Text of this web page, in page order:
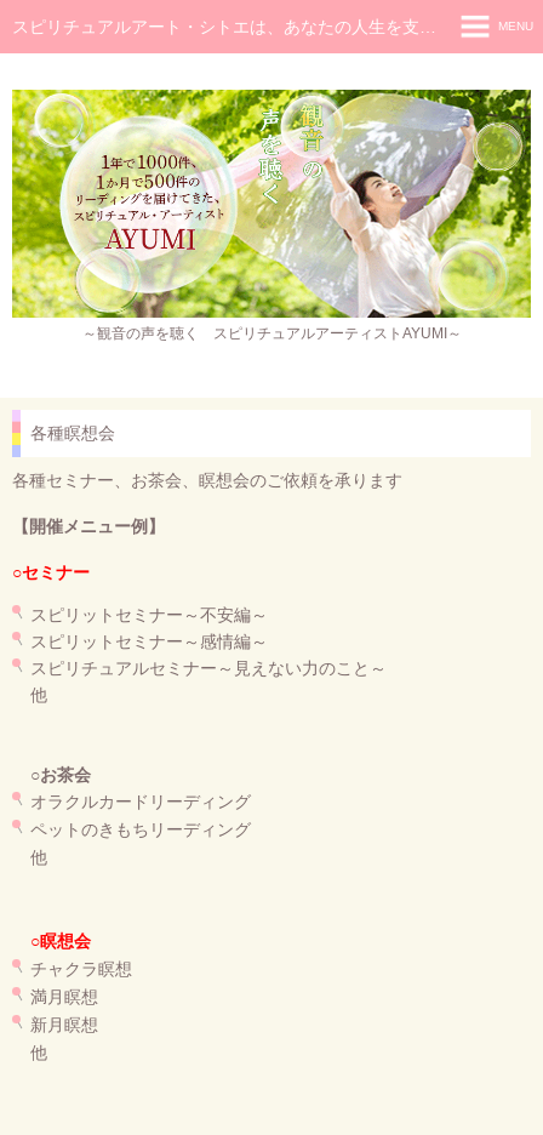
～観音の声を聴く スピリチュアルアーティストAYUMI～
MENU
◆ごあいさつ
スピリチュアル・メッセージ
チャネラー養成講座
スピリチュアル開花レッスン
レイキヒーラー養成コース・レイキアチューメント
スピリチュアル・アート
作品販売
◆プロフィール
◆ブログ
プライバシーポリシー
各種瞑想会
各種セミナー、お茶会、瞑想会のご依頼を承ります
【開催メニュー例】
○セミナー
スピリットセミナー～不安編～
スピリットセミナー～感情編～
スピリチュアルセミナー～見えない力のこと～
他
○お茶会
オラクルカードリーディング
ペットのきもちリーディング
他
○瞑想会
チャクラ瞑想
満月瞑想
新月瞑想
他